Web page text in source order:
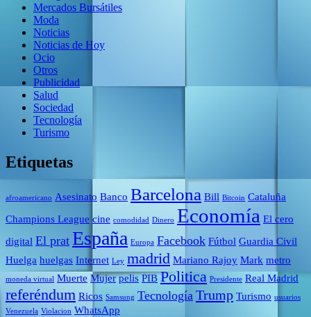
Mercados Bursátiles
Moda
Noticias
Noticias de Hoy
Ocio
Otros
Publicidad
Salud
Sociedad
Tecnología
Turismo
Etiquetas
afroamericano Asesinato Banco Barcelona Bill Bitcoin Cataluña
Champions League cine comodidad Dinero Economía El cero
digital El prat España Europa Facebook Fútbol Guardia Civil
Huelga huelgas Internet Ley madrid Mariano Rajoy Mark metro
moneda virtual Muerte Mujer pelis PIB Politica Presidente Real Madrid
referéndum Ricos Samsung Tecnología Trump Turismo usuarios
Venezuela Violacion WhatsApp